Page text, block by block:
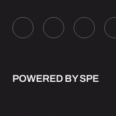
POWERED BY SPE